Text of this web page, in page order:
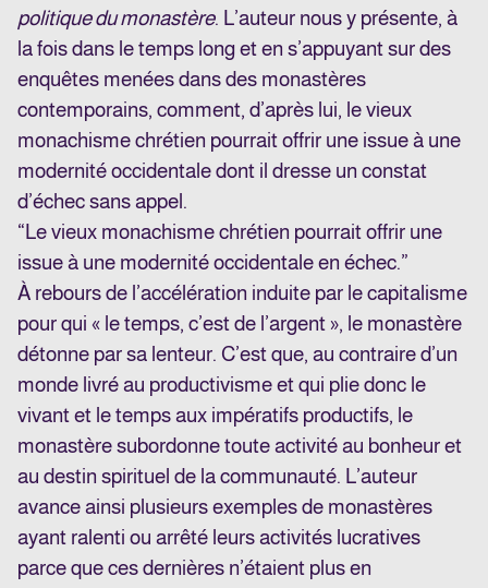
politique du monastère. L’auteur nous y présente, à
la fois dans le temps long et en s’appuyant sur des
enquêtes menées dans des monastères
contemporains, comment, d’après lui, le vieux
monachisme chrétien pourrait offrir une issue à une
modernité occidentale dont il dresse un constat
d’échec sans appel.
“Le vieux monachisme chrétien pourrait offrir une
issue à une modernité occidentale en échec.”
À rebours de l’accélération induite par le capitalisme
pour qui « le temps, c’est de l’argent », le monastère
détonne par sa lenteur. C’est que, au contraire d’un
monde livré au productivisme et qui plie donc le
vivant et le temps aux impératifs productifs, le
monastère subordonne toute activité au bonheur et
au destin spirituel de la communauté. L’auteur
avance ainsi plusieurs exemples de monastères
ayant ralenti ou arrêté leurs activités lucratives
parce que ces dernières n’étaient plus en